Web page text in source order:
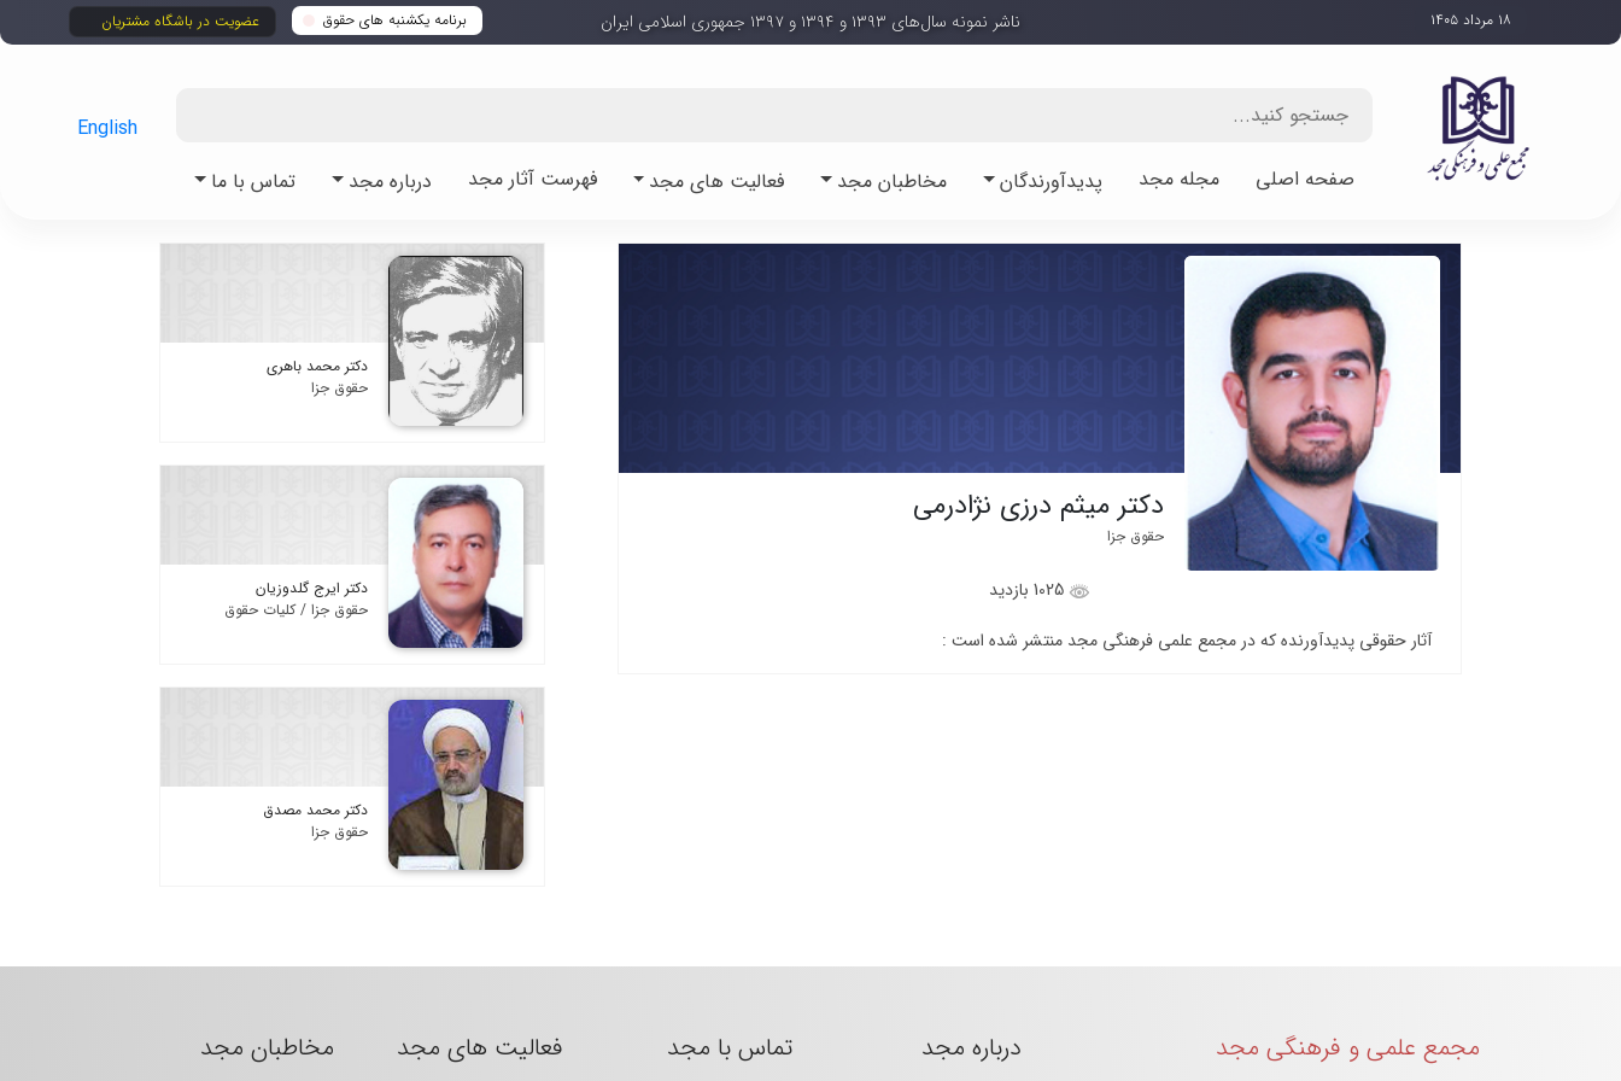
برنامه یکشنبه های حقوق عضویت در باشگاه مشتریان ۱۸ مرداد ۱۴۰۵ ناشر نمونه سال‌های ۱۳۹۳ و ۱۳۹۴ و ۱۳۹۷ جمهوری اسلامی ایران
صفحه اصلی مجله مجد پدیدآورندگان مخاطبان مجد فعالیت های مجد فهرست آثار مجد درباره مجد تماس با ما
English
دکتر میثم درزی نژادرمی
حقوق جزا
آثار حقوقی پدیدآورنده که در مجمع علمی فرهنگی مجد منتشر شده است :
دکتر محمد باهری
حقوق جزا
دکتر ایرج گلدوزیان
حقوق جزا / کلیات حقوق
دکتر محمد مصدق
حقوق جزا
مجمع علمی و فرهنگی مجد درباره مجد تماس با مجد فعالیت های مجد مخاطبان مجد